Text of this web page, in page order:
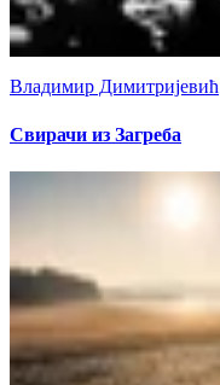
Владимир Димитријевић
Свирачи из Загреба